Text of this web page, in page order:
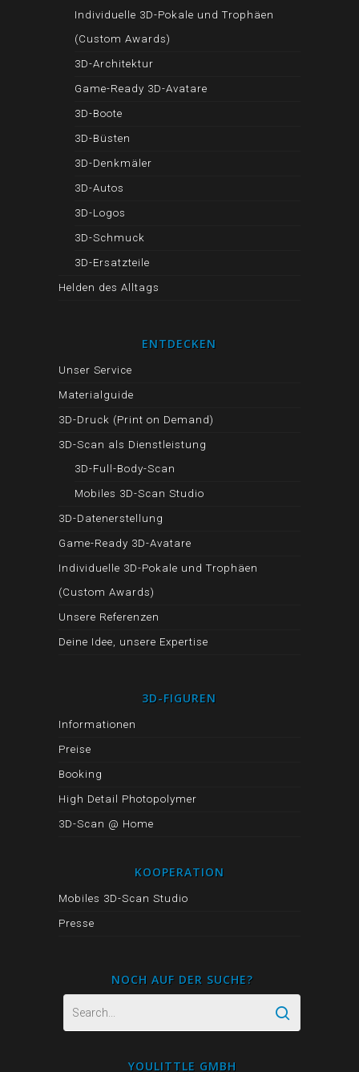
Individuelle 3D-Pokale und Trophäen
(Custom Awards)
3D-Architektur
Game-Ready 3D-Avatare
3D-Boote
3D-Büsten
3D-Denkmäler
3D-Autos
3D-Logos
3D-Schmuck
3D-Ersatzteile
Helden des Alltags
ENTDECKEN
Unser Service
Materialguide
3D-Druck (Print on Demand)
3D-Scan als Dienstleistung
3D-Full-Body-Scan
Mobiles 3D-Scan Studio
3D-Datenerstellung
Game-Ready 3D-Avatare
Individuelle 3D-Pokale und Trophäen
(Custom Awards)
Unsere Referenzen
Deine Idee, unsere Expertise
3D-FIGUREN
Informationen
Preise
Booking
High Detail Photopolymer
3D-Scan @ Home
KOOPERATION
Mobiles 3D-Scan Studio
Presse
NOCH AUF DER SUCHE?
YOULITTLE GMBH